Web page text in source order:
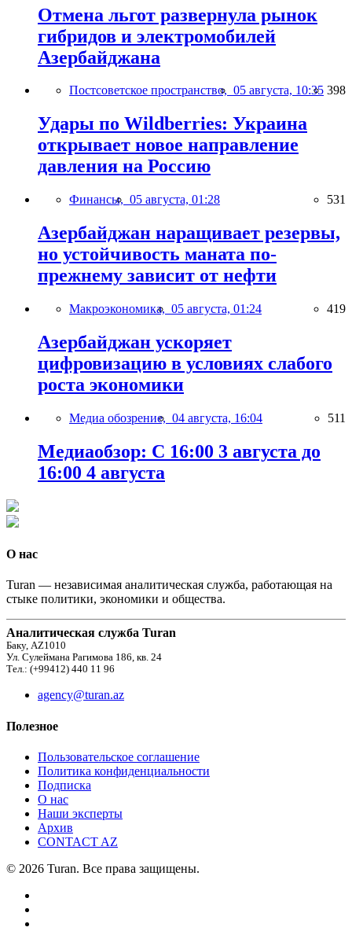
Отмена льгот развернула рынок
гибридов и электромобилей
Азербайджана
Постсоветское пространство, 05 августа, 10:35 398
Удары по Wildberries: Украина
открывает новое направление
давления на Россию
Финансы, 05 августа, 01:28 531
Азербайджан наращивает резервы,
но устойчивость маната по-
прежнему зависит от нефти
Макроэкономика, 05 августа, 01:24 419
Азербайджан ускоряет
цифровизацию в условиях слабого
роста экономики
Медиа обозрение, 04 августа, 16:04 511
Медиаобзор: С 16:00 3 августа до
16:00 4 августа
О нас
Turan — независимая аналитическая служба, работающая на
стыке политики, экономики и общества.
Аналитическая служба Turan
Баку, AZ1010
Ул. Сулеймана Рагимова 186, кв. 24
Тел.: (+99412) 440 11 96
agency@turan.az
Полезное
Пользовательское соглашение
Политика конфиденциальности
Подписка
О нас
Наши эксперты
Архив
CONTACT AZ
© 2026 Turan. Все права защищены.